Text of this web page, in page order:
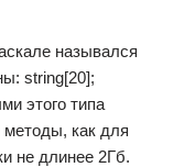
назывался
string[20];
этого типа
как для
не длинее 2Гб.